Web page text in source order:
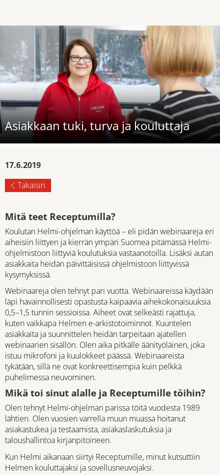
Asiakkaan tuki, turva ja kouluttaja
17.6.2019
Takaisin
Mitä teet Receptumilla?
Koulutan Helmi-ohjelman käyttöä – eli pidän webinaareja eri
aiheisiin liittyen ja kierrän ympäri Suomea pitämässä Helmi-
ohjelmistoon liittyviä koulutuksia vastaanotoilla. Lisäksi autan
asiakkaita heidän päivittäisissä ohjelmistoon liittyvissä
kysymyksissä.
Webinaareja olen tehnyt pari vuotta. Webinaareissa käydään
läpi havainnollisesti opastusta kaipaavia aihekokonaisuuksia
0,5–1,5 tunnin sessioissa. Aiheet ovat selkeästi rajattuja,
kuten vaikkapa Helmen e-arkistotoiminnot. Kuuntelen
asiakkaita ja suunnittelen heidän tarpeitaan ajatellen
webinaarien sisällön. Olen aika pitkälle äänityöläinen, joka
istuu mikrofoni ja kuulokkeet päässä. Webinaareista
tykätään, sillä ne ovat konkreettisempia kuin pelkkä
puhelimessa neuvominen.
Mikä toi sinut alalle ja Receptumille töihin?
Olen tehnyt Helmi-ohjelman parissa töitä vuodesta 1989
lähtien. Olen vuosien varrella muun muassa hoitanut
asiakastukea ja testaamista, asiakaslaskutuksia ja
taloushallintoa kirjanpitoineen.
Kun Helmi aikanaan siirtyi Receptumille, minut kutsuttiin
Helmen kouluttajaksi ja sovellusneuvojaksi.